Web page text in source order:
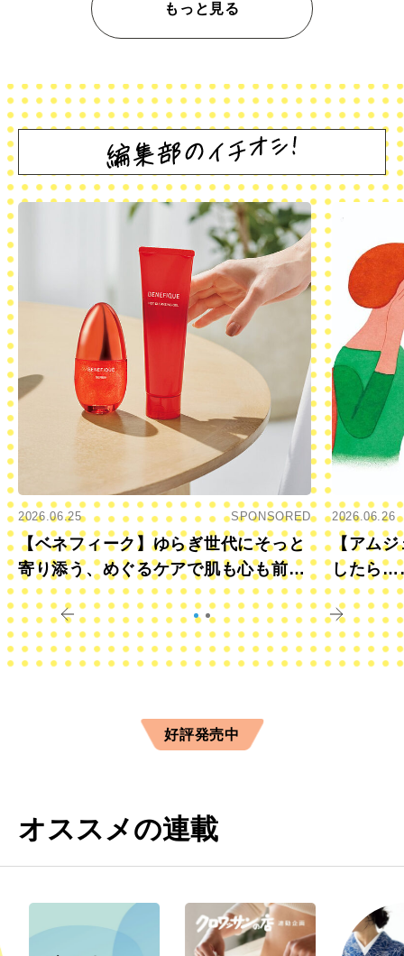
もっと見る
2026.06.25 SPONSORED
【ベネフィーク】ゆらぎ世代にそっと
寄り添う、めぐるケアで肌も心も前向
きに
2026.06.26
【アムジ
したら
すか？
好評発売中
オススメの連載